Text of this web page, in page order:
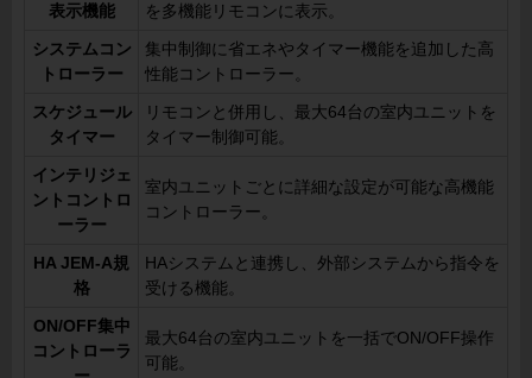
表示機能 を多機能リモコンに表示。
システムコン
トローラー
集中制御に省エネやタイマー機能を追加した高
性能コントローラー。
スケジュール
タイマー
リモコンと併用し、最大64台の室内ユニットを
タイマー制御可能。
インテリジェ
ントコントロ
ーラー
室内ユニットごとに詳細な設定が可能な高機能
コントローラー。
HA JEM-A規
格
HAシステムと連携し、外部システムから指令を
受ける機能。
ON/OFF集中
コントローラ
最大64台の室内ユニットを一括でON/OFF操作
可能。